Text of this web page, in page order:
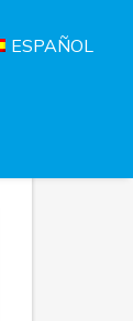
ESPAÑOL